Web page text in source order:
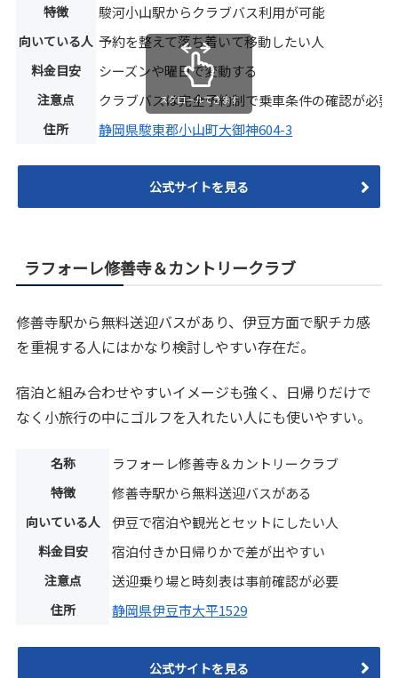
特徴 駿河小山駅からクラブバス利用が可能
向いている人 予約を整えて落ち着いて移動したい人
料金目安 シーズンや曜日で変動する
注意点 クラブバスは完全予約制で乗車条件の確認が必要
住所 静岡県駿東郡小山町大御神604-3
スクロールできます
公式サイトを見る
ラフォーレ修善寺＆カントリークラブ
修善寺駅から無料送迎バスがあり、伊豆方面で駅チカ感
を重視する人にはかなり検討しやすい存在だ。
宿泊と組み合わせやすいイメージも強く、日帰りだけで
なく小旅行の中にゴルフを入れたい人にも使いやすい。
名称 ラフォーレ修善寺＆カントリークラブ
特徴 修善寺駅から無料送迎バスがある
向いている人 伊豆で宿泊や観光とセットにしたい人
料金目安 宿泊付きか日帰りかで差が出やすい
注意点 送迎乗り場と時刻表は事前確認が必要
住所 静岡県伊豆市大平1529
公式サイトを見る